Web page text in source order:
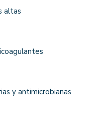
altas
y antimicrobianas